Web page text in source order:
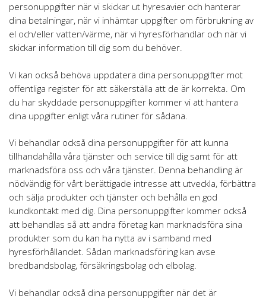
personuppgifter när vi skickar ut hyresavier och hanterar
dina betalningar, när vi inhämtar uppgifter om förbrukning av
el och/eller vatten/värme, när vi hyresförhandlar och när vi
skickar information till dig som du behöver.
Vi kan också behöva uppdatera dina personuppgifter mot
offentliga register för att säkerställa att de är korrekta. Om
du har skyddade personuppgifter kommer vi att hantera
dina uppgifter enligt våra rutiner för sådana.
Vi behandlar också dina personuppgifter för att kunna
tillhandahålla våra tjänster och service till dig samt för att
marknadsföra oss och våra tjänster. Denna behandling är
nödvändig för vårt berättigade intresse att utveckla, förbättra
och sälja produkter och tjänster och behålla en god
kundkontakt med dig. Dina personuppgifter kommer också
att behandlas så att andra företag kan marknadsföra sina
produkter som du kan ha nytta av i samband med
hyresförhållandet. Sådan marknadsföring kan avse
bredbandsbolag, försäkringsbolag och elbolag.
Vi behandlar också dina personuppgifter när det är